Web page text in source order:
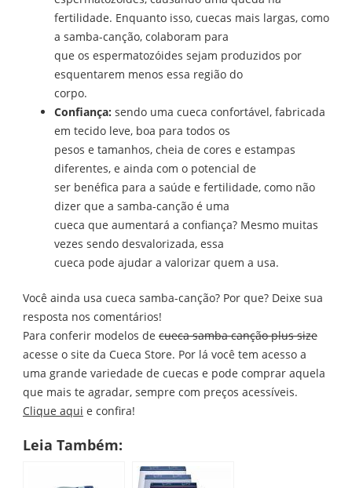
fertilidade. Enquanto isso, cuecas mais largas, como
a samba-canção, colaboram para
que os espermatozóides sejam produzidos por
esquentarem menos essa região do
corpo.
Confiança: sendo uma cueca confortável, fabricada
em tecido leve, boa para todos os
pesos e tamanhos, cheia de cores e estampas
diferentes, e ainda com o potencial de
ser benéfica para a saúde e fertilidade, como não
dizer que a samba-canção é uma
cueca que aumentará a confiança? Mesmo muitas
vezes sendo desvalorizada, essa
cueca pode ajudar a valorizar quem a usa.
Você ainda usa cueca samba-canção? Por que? Deixe sua
resposta nos comentários!
Para conferir modelos de cueca samba canção plus size
acesse o site da Cueca Store. Por lá você tem acesso a
uma grande variedade de cuecas e pode comprar aquela
que mais te agradar, sempre com preços acessíveis.
Clique aqui e confira!
Leia Também: